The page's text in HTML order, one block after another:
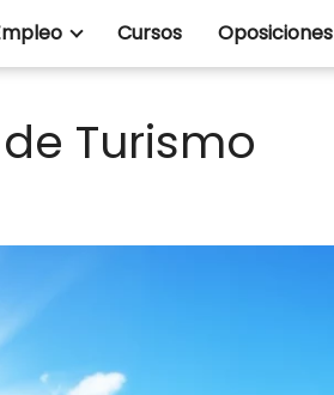
Cursos Oposiciones
Turismo